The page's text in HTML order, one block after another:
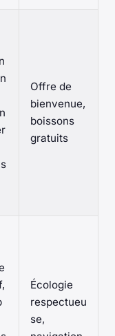
Offre de
bienvenue,
boissons
gratuits
Écologie
respectueu
se,